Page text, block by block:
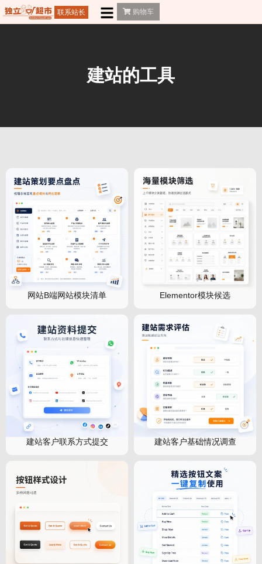
联系站长 购物车
建站的工具
网站B端网站模块清单 Elementor模块候选
建站客户联系方式提交 建站客户基础情况调查